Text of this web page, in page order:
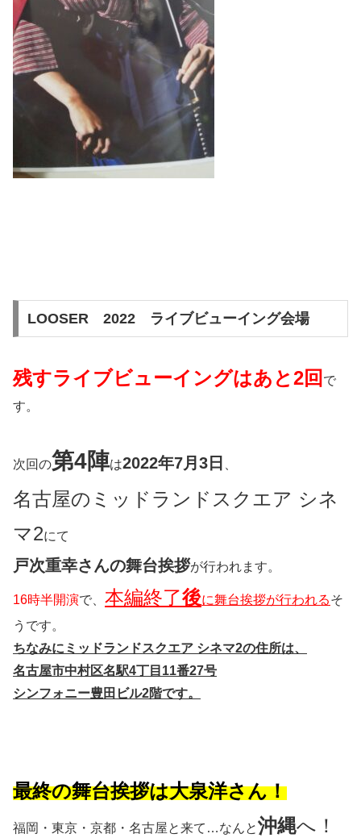
LOOSER 2022 ライブビューイング会場
残すライブビューイングはあと2回 で
す。
次回の第4陣は2022年7月3日
名古屋のミッドランドスクエア シネ
マ2にて
戸次重幸さんの舞台挨拶が行われます。
16時半開演で、 本編終了後に舞台挨拶が行われるそ
うです。
ちなみにミッドランドスクエア シネマ2の住所は、
名古屋市中村区名駅4丁目11番27号
シンフォニー豊田ビル2階です。
最終の舞台挨拶は大泉洋さん！
福岡・東京・京都・名古屋と来て…なんと沖縄へ！